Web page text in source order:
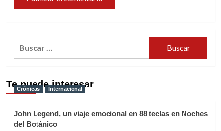
Te puede interesar
Crónicas Internacional
John Legend, un viaje emocional en 88 teclas en Noches
del Botánico